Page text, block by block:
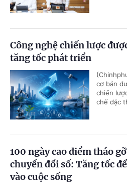
Công nghệ chiến lược
tăng tốc phát triển
cơ bản
chiến
chế đặc
100 ngày cao điểm tháo
chuyển đổi số: Tăng tốc
vào cuộc sống